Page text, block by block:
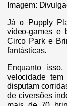
Imagem:
Já o Pupply
vídeo-games e
Circo Park e
fantásticas.
Enquanto
velocidade
disputam
de diversões